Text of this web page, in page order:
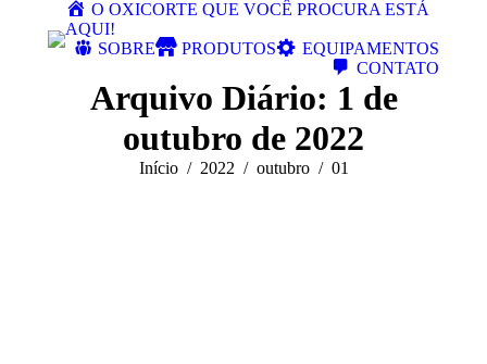
O OXICORTE QUE VOCÊ PROCURA ESTÁ
AQUI!
SOBRE
PRODUTOS
EQUIPAMENTOS
CONTATO
Arquivo Diário: 1 de
outubro de 2022
Você está aqui:
Início 2022 outubro 01